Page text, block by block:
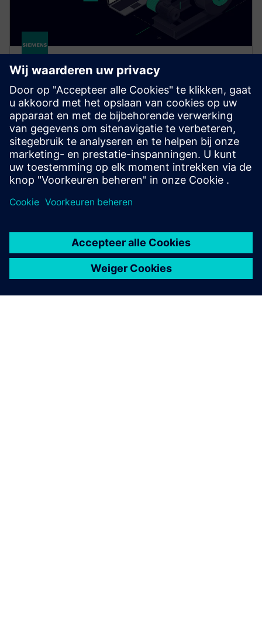
Drivetrain Analyzer Edge​
Monitor and analyze data from your SINAMICS drives
in real time using AI. Drivetrain Analyzer Edge
increases system availability and optimizes energy
consumption.